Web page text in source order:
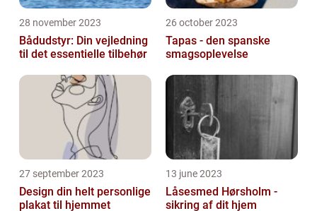
28 november 2023
Bådudstyr: Din vejledning
til det essentielle tilbehør
26 october 2023
Tapas - den spanske
smagsoplevelse
27 september 2023
Design din helt personlige
plakat til hjemmet
13 june 2023
Låsesmed Hørsholm -
sikring af dit hjem